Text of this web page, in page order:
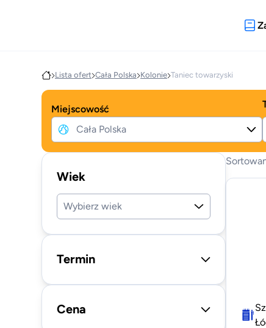
Lista ofert Cała Polska Kolonie Taniec towarzyski
Miejscowość
Wiek
Wybierz wiek
Termin
Cena